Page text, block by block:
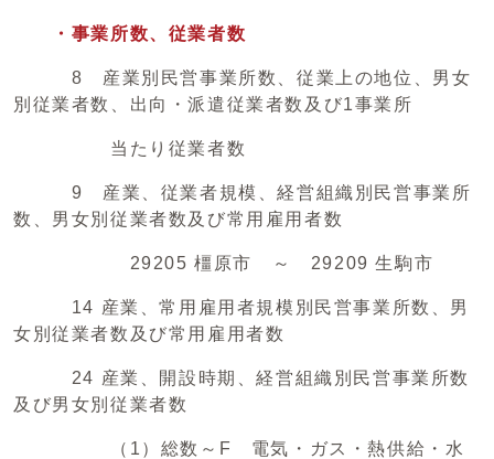
・事業所数、従業者数
8 産業別民営事業所数、従業上の地位、男女
別従業者数、出向・派遣従業者数及び1事業所
当たり従業者数
9 産業、従業者規模、経営組織別民営事業所
数、男女別従業者数及び常用雇用者数
29205 橿原市 ～ 29209 生駒市
14 産業、常用雇用者規模別民営事業所数、男
女別従業者数及び常用雇用者数
24 産業、開設時期、経営組織別民営事業所数
及び男女別従業者数
（1）総数～F 電気・ガス・熱供給・水